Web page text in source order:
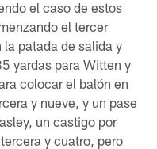
el caso de estos
el tercer
la patada de salida y
yardas para Witten y
colocar el balón en
y nueve, y un pase
un castigo por
y cuatro, pero